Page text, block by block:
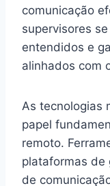
comunicação
supervisores
entendidos e
alinhados com
As tecnologias
papel
remoto.
plataformas de
de